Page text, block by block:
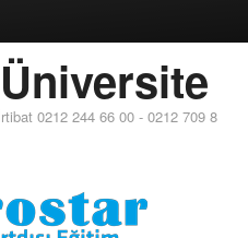
0212 244 66 00 - 0212 709 8